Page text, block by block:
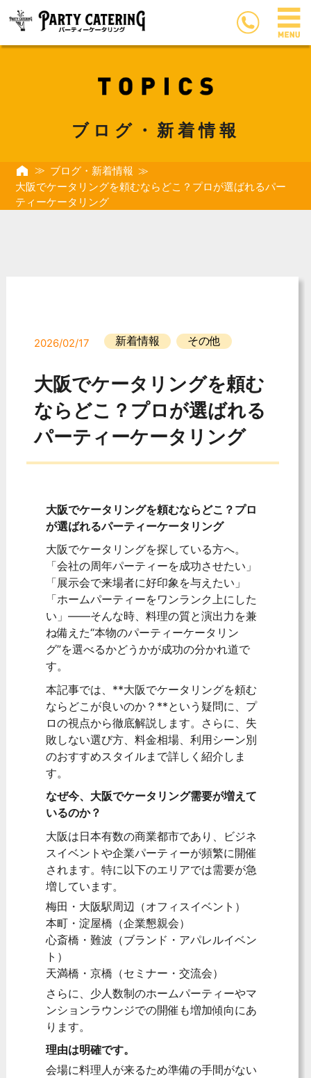
ブログ・新着情報
ブログ・新着情報
大阪でケータリングを頼むならどこ？プロが選ばれるパー
ティーケータリング
2026/02/17 新着情報 その他
大阪でケータリングを頼む
ならどこ？プロが選ばれる
パーティーケータリング
大阪でケータリングを頼むならどこ？プロ
が選ばれるパーティーケータリング
大阪でケータリングを探している方へ。
「会社の周年パーティーを成功させたい」
「展示会で来場者に好印象を与えたい」
「ホームパーティーをワンランク上にした
い」――そんな時、料理の質と演出力を兼
ね備えた“本物のパーティーケータリン
グ”を選べるかどうかが成功の分かれ道で
す。
本記事では、**大阪でケータリングを頼む
ならどこが良いのか？**という疑問に、プ
ロの視点から徹底解説します。さらに、失
敗しない選び方、料金相場、利用シーン別
のおすすめスタイルまで詳しく紹介しま
す。
なぜ今、大阪でケータリング需要が増えて
いるのか？
大阪は日本有数の商業都市であり、ビジネ
スイベントや企業パーティーが頻繁に開催
されます。特に以下のエリアでは需要が急
増しています。
梅田・大阪駅周辺（オフィスイベント）
本町・淀屋橋（企業懇親会）
心斎橋・難波（ブランド・アパレルイベン
ト）
天満橋・京橋（セミナー・交流会）
さらに、少人数制のホームパーティーやマ
ンションラウンジでの開催も増加傾向にあ
ります。
理由は明確です。
会場に料理人が来るため準備の手間がない